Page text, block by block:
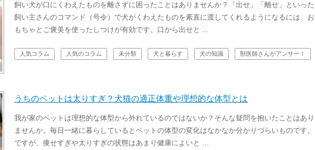
飼い犬が口にくわえたものを離さずに困ったことはありませんか？「出せ」「離せ」といった
飼い主さんのコマンド（号令）で犬がくわえたものを素直に渡してくれるようになるには、お
もちゃとご褒美を使ったしつけが有効です。口から出せと …
人気コラム 人気のコラム 未分類 犬と暮らす 犬の知識 獣医師さんがアンサー！
うちのペットは太りすぎ？犬猫の適正体重や理想的な体型とは
我が家のペットは理想的な体型から外れているのではないか？そんな疑問を抱いたことはあり
ませんか。毎日一緒に暮らしているとペットの体型の変化はなかなか分かりづらいものです。
ですが、痩せすぎや太りすぎの状態はあまり健康によいと …